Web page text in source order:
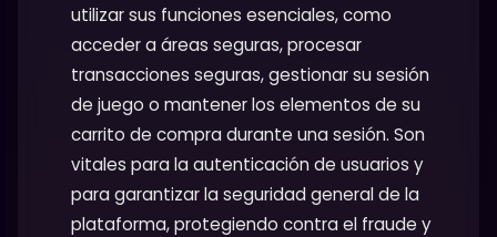
utilizar sus funciones esenciales, como
acceder a áreas seguras, procesar
transacciones seguras, gestionar su sesión
de juego o mantener los elementos de su
carrito de compra durante una sesión. Son
vitales para la autenticación de usuarios y
para garantizar la seguridad general de la
plataforma, protegiendo contra el fraude y